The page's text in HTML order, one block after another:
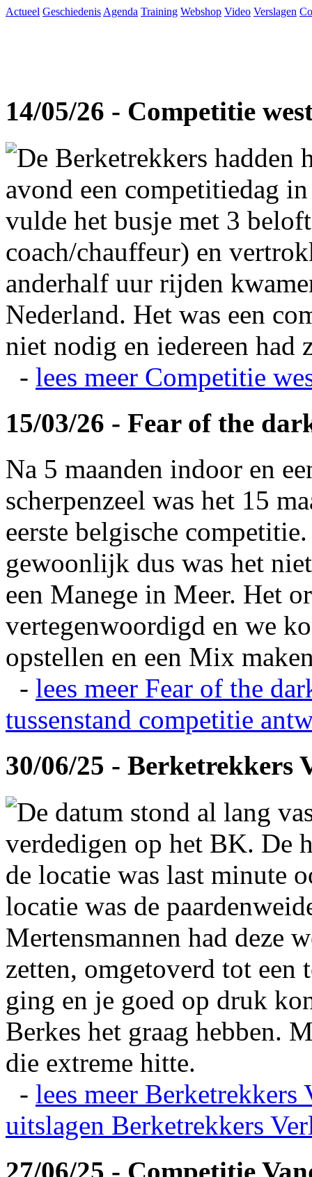
Actueel Geschiedenis Agenda Training Webshop Video Verslagen
14/05/26 - Competitie
De Berketrekkers hadden
avond een competitiedag
vulde het busje met 3
coach/chauffeur) en
anderhalf uur rijden
Nederland. Het was een
niet nodig en iedereen
- lees meer Competitie
15/03/26 - Fear of the
Na 5 maanden indoor en
scherpenzeel was het 15
eerste belgische
gewoonlijk dus was het
een Manege in Meer. Het
vertegenwoordigd en we
opstellen en een Mix
- lees meer Fear of the
tussenstand competitie
30/06/25 - Berketrekkers
De datum stond al lang
verdedigen op het BK. De
de locatie was last minute
locatie was de
Mertensmannen had deze
zetten, omgetoverd tot
ging en je goed op druk
Berkes het graag hebben.
die extreme hitte.
- lees meer Berketrekkers
uitslagen Berketrekkers
27/06/25 - Competitie